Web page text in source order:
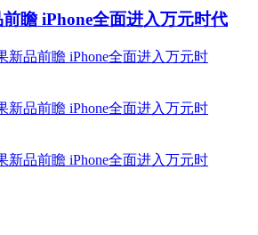
瞻 iPhone全面进入万元时代